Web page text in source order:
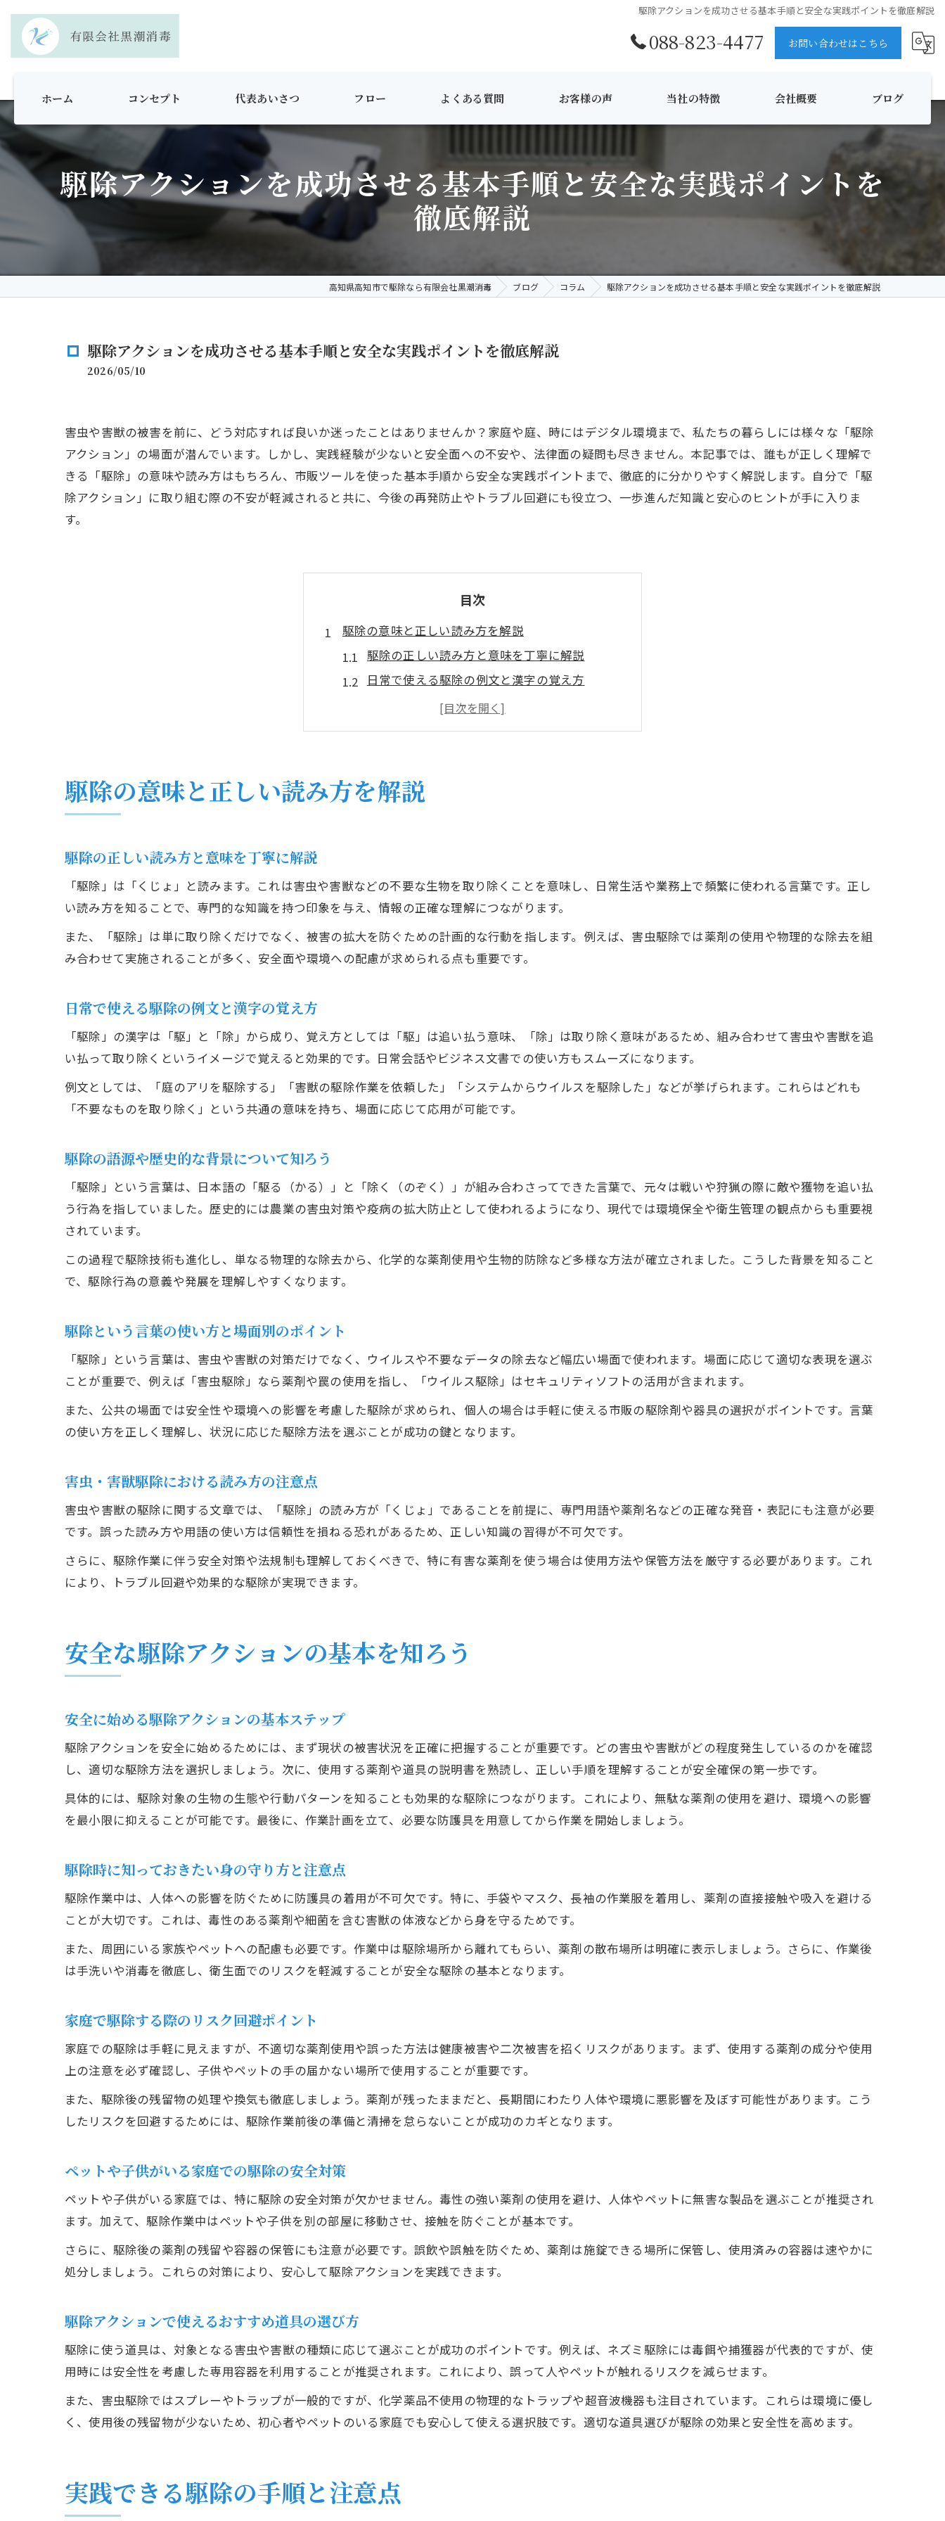
駆除アクションを成功させる基本手順と安全な実践ポイントを徹底解説
088-823-4477 お問い合わせはこちら
ホーム コンセプト 代表あいさつ フロー よくある質問 お客様の声 当社の特徴
消毒
無料見積
会社概要 ブログ
駆除アクションを成功させる基本手順と安全な実践ポイントを
徹底解説
高知県高知市で駆除なら有限会社黒潮消毒 ブログ コラム 駆除アクションを成功させる基本手順と安全な実践ポイントを徹底解説
駆除アクションを成功させる基本手順と安全な実践ポイントを徹底解説
2026/05/10
害虫や害獣の被害を前に、どう対応すれば良いか迷ったことはありませんか？家庭や庭、時にはデジタル環境まで、私たちの暮らしには様々な「駆除
アクション」の場面が潜んでいます。しかし、実践経験が少ないと安全面への不安や、法律面の疑問も尽きません。本記事では、誰もが正しく理解で
きる「駆除」の意味や読み方はもちろん、市販ツールを使った基本手順から安全な実践ポイントまで、徹底的に分かりやすく解説します。自分で「駆
除アクション」に取り組む際の不安が軽減されると共に、今後の再発防止やトラブル回避にも役立つ、一歩進んだ知識と安心のヒントが手に入りま
す。
目次
駆除の意味と正しい読み方を解説
駆除の正しい読み方と意味を丁寧に解説
日常で使える駆除の例文と漢字の覚え方
駆除の語源や歴史的な背景について知ろう
駆除という言葉の使い方と場面別のポイント
安全な駆除アクションの基本を知ろう
安全に始める駆除アクションの基本ステップ
ペットや子供がいる家庭での駆除の安全対策
駆除アクションで使えるおすすめ道具の選び方
初めての駆除アクション手順を徹底解説
ウニ駆除や特殊事例のポイントも解説
駆除アクションを行う際の法律知識の基本
法令に従った安全な駆除のポイント
日常生活でできる駆除と予防のコツを紹介
駆除アクションの成功事例から学ぶポイント
再発を防いだ駆除の工夫や取り組み事例
駆除アクションで得た安心と学びのまとめ
駆除の意味と正しい読み方を解説
駆除の正しい読み方と意味を丁寧に解説
「駆除」は「くじょ」と読みます。これは害虫や害獣などの不要な生物を取り除くことを意味し、日常生活や業務上で頻繁に使われる言葉です。正し
い読み方を知ることで、専門的な知識を持つ印象を与え、情報の正確な理解につながります。
また、「駆除」は単に取り除くだけでなく、被害の拡大を防ぐための計画的な行動を指します。例えば、害虫駆除では薬剤の使用や物理的な除去を組
み合わせて実施されることが多く、安全面や環境への配慮が求められる点も重要です。
日常で使える駆除の例文と漢字の覚え方
「駆除」の漢字は「駆」と「除」から成り、覚え方としては「駆」は追い払う意味、「除」は取り除く意味があるため、組み合わせて害虫や害獣を追
い払って取り除くというイメージで覚えると効果的です。日常会話やビジネス文書での使い方もスムーズになります。
例文としては、「庭のアリを駆除する」「害獣の駆除作業を依頼した」「システムからウイルスを駆除した」などが挙げられます。これらはどれも
「不要なものを取り除く」という共通の意味を持ち、場面に応じて応用が可能です。
駆除の語源や歴史的な背景について知ろう
「駆除」という言葉は、日本語の「駆る（かる）」と「除く（のぞく）」が組み合わさってできた言葉で、元々は戦いや狩猟の際に敵や獲物を追い払
う行為を指していました。歴史的には農業の害虫対策や疫病の拡大防止として使われるようになり、現代では環境保全や衛生管理の観点からも重要視
されています。
この過程で駆除技術も進化し、単なる物理的な除去から、化学的な薬剤使用や生物的防除など多様な方法が確立されました。こうした背景を知ること
で、駆除行為の意義や発展を理解しやすくなります。
駆除という言葉の使い方と場面別のポイント
「駆除」という言葉は、害虫や害獣の対策だけでなく、ウイルスや不要なデータの除去など幅広い場面で使われます。場面に応じて適切な表現を選ぶ
ことが重要で、例えば「害虫駆除」なら薬剤や罠の使用を指し、「ウイルス駆除」はセキュリティソフトの活用が含まれます。
また、公共の場面では安全性や環境への影響を考慮した駆除が求められ、個人の場合は手軽に使える市販の駆除剤や器具の選択がポイントです。言葉
の使い方を正しく理解し、状況に応じた駆除方法を選ぶことが成功の鍵となります。
害虫・害獣駆除における読み方の注意点
害虫や害獣の駆除に関する文章では、「駆除」の読み方が「くじょ」であることを前提に、専門用語や薬剤名などの正確な発音・表記にも注意が必要
です。誤った読み方や用語の使い方は信頼性を損ねる恐れがあるため、正しい知識の習得が不可欠です。
さらに、駆除作業に伴う安全対策や法規制も理解しておくべきで、特に有害な薬剤を使う場合は使用方法や保管方法を厳守する必要があります。これ
により、トラブル回避や効果的な駆除が実現できます。
安全な駆除アクションの基本を知ろう
安全に始める駆除アクションの基本ステップ
駆除アクションを安全に始めるためには、まず現状の被害状況を正確に把握することが重要です。どの害虫や害獣がどの程度発生しているのかを確認
し、適切な駆除方法を選択しましょう。次に、使用する薬剤や道具の説明書を熟読し、正しい手順を理解することが安全確保の第一歩です。
具体的には、駆除対象の生物の生態や行動パターンを知ることも効果的な駆除につながります。これにより、無駄な薬剤の使用を避け、環境への影響
を最小限に抑えることが可能です。最後に、作業計画を立て、必要な防護具を用意してから作業を開始しましょう。
駆除時に知っておきたい身の守り方と注意点
駆除作業中は、人体への影響を防ぐために防護具の着用が不可欠です。特に、手袋やマスク、長袖の作業服を着用し、薬剤の直接接触や吸入を避ける
ことが大切です。これは、毒性のある薬剤や細菌を含む害獣の体液などから身を守るためです。
また、周囲にいる家族やペットへの配慮も必要です。作業中は駆除場所から離れてもらい、薬剤の散布場所は明確に表示しましょう。さらに、作業後
は手洗いや消毒を徹底し、衛生面でのリスクを軽減することが安全な駆除の基本となります。
家庭で駆除する際のリスク回避ポイント
家庭での駆除は手軽に見えますが、不適切な薬剤使用や誤った方法は健康被害や二次被害を招くリスクがあります。まず、使用する薬剤の成分や使用
上の注意を必ず確認し、子供やペットの手の届かない場所で使用することが重要です。
また、駆除後の残留物の処理や換気も徹底しましょう。薬剤が残ったままだと、長期間にわたり人体や環境に悪影響を及ぼす可能性があります。こう
したリスクを回避するためには、駆除作業前後の準備と清掃を怠らないことが成功のカギとなります。
ペットや子供がいる家庭での駆除の安全対策
ペットや子供がいる家庭では、特に駆除の安全対策が欠かせません。毒性の強い薬剤の使用を避け、人体やペットに無害な製品を選ぶことが推奨され
ます。加えて、駆除作業中はペットや子供を別の部屋に移動させ、接触を防ぐことが基本です。
さらに、駆除後の薬剤の残留や容器の保管にも注意が必要です。誤飲や誤触を防ぐため、薬剤は施錠できる場所に保管し、使用済みの容器は速やかに
処分しましょう。これらの対策により、安心して駆除アクションを実践できます。
駆除アクションで使えるおすすめ道具の選び方
駆除に使う道具は、対象となる害虫や害獣の種類に応じて選ぶことが成功のポイントです。例えば、ネズミ駆除には毒餌や捕獲器が代表的ですが、使
用時には安全性を考慮した専用容器を利用することが推奨されます。これにより、誤って人やペットが触れるリスクを減らせます。
また、害虫駆除ではスプレーやトラップが一般的ですが、化学薬品不使用の物理的なトラップや超音波機器も注目されています。これらは環境に優し
く、使用後の残留物が少ないため、初心者やペットのいる家庭でも安心して使える選択肢です。適切な道具選びが駆除の効果と安全性を高めます。
実践できる駆除の手順と注意点